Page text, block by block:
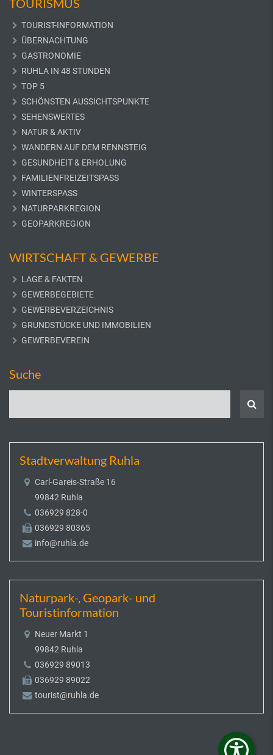
TOURISMUS
TOURIST-INFORMATION
ÜBERNACHTUNG
GASTRONOMIE
RUHLA IN 48 STUNDEN
TOP 5
SCHÖNSTEN AUSSICHTSPUNKTE
SEHENSWERTES
NATUR & AKTIV
WANDERN AUF DEM RENNSTEIG
GESUNDHEIT & ERHOLUNG
FAMILIENFREIZEITSPASS
WINTERSPASS
NATURPARKREGION
GEOPARKREGION
WIRTSCHAFT & GEWERBE
LAGE & FAKTEN
GEWERBEGEBIETE
GEWERBEVERZEICHNIS
GRUNDSTÜCKE UND IMMOBILIEN
GEWERBEVEREIN
Suche
Stadtverwaltung Ruhla
Carl-Gareis-Straße 16
99842 Ruhla
036929 828-0
036929 80365
info@ruhla.de
Naturpark-, Geopark- und
Touristinformation
Neuer Markt 1
99842 Ruhla
036929 89013
036929 89022
tourist@ruhla.de